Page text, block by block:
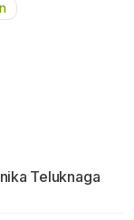
Teluknaga